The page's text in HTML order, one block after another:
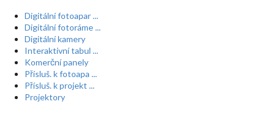
Digitální fotoapar ...
Digitální fotoráme ...
Digitální kamery
Interaktivní tabul ...
Komerční panely
Přísluš. k fotoapa ...
Přísluš. k projekt ...
Projektory